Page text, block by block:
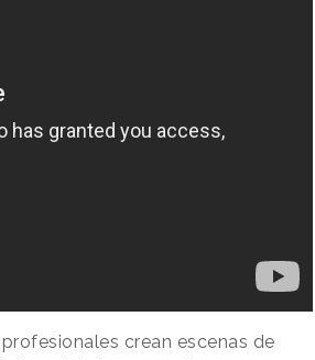
crean escenas de